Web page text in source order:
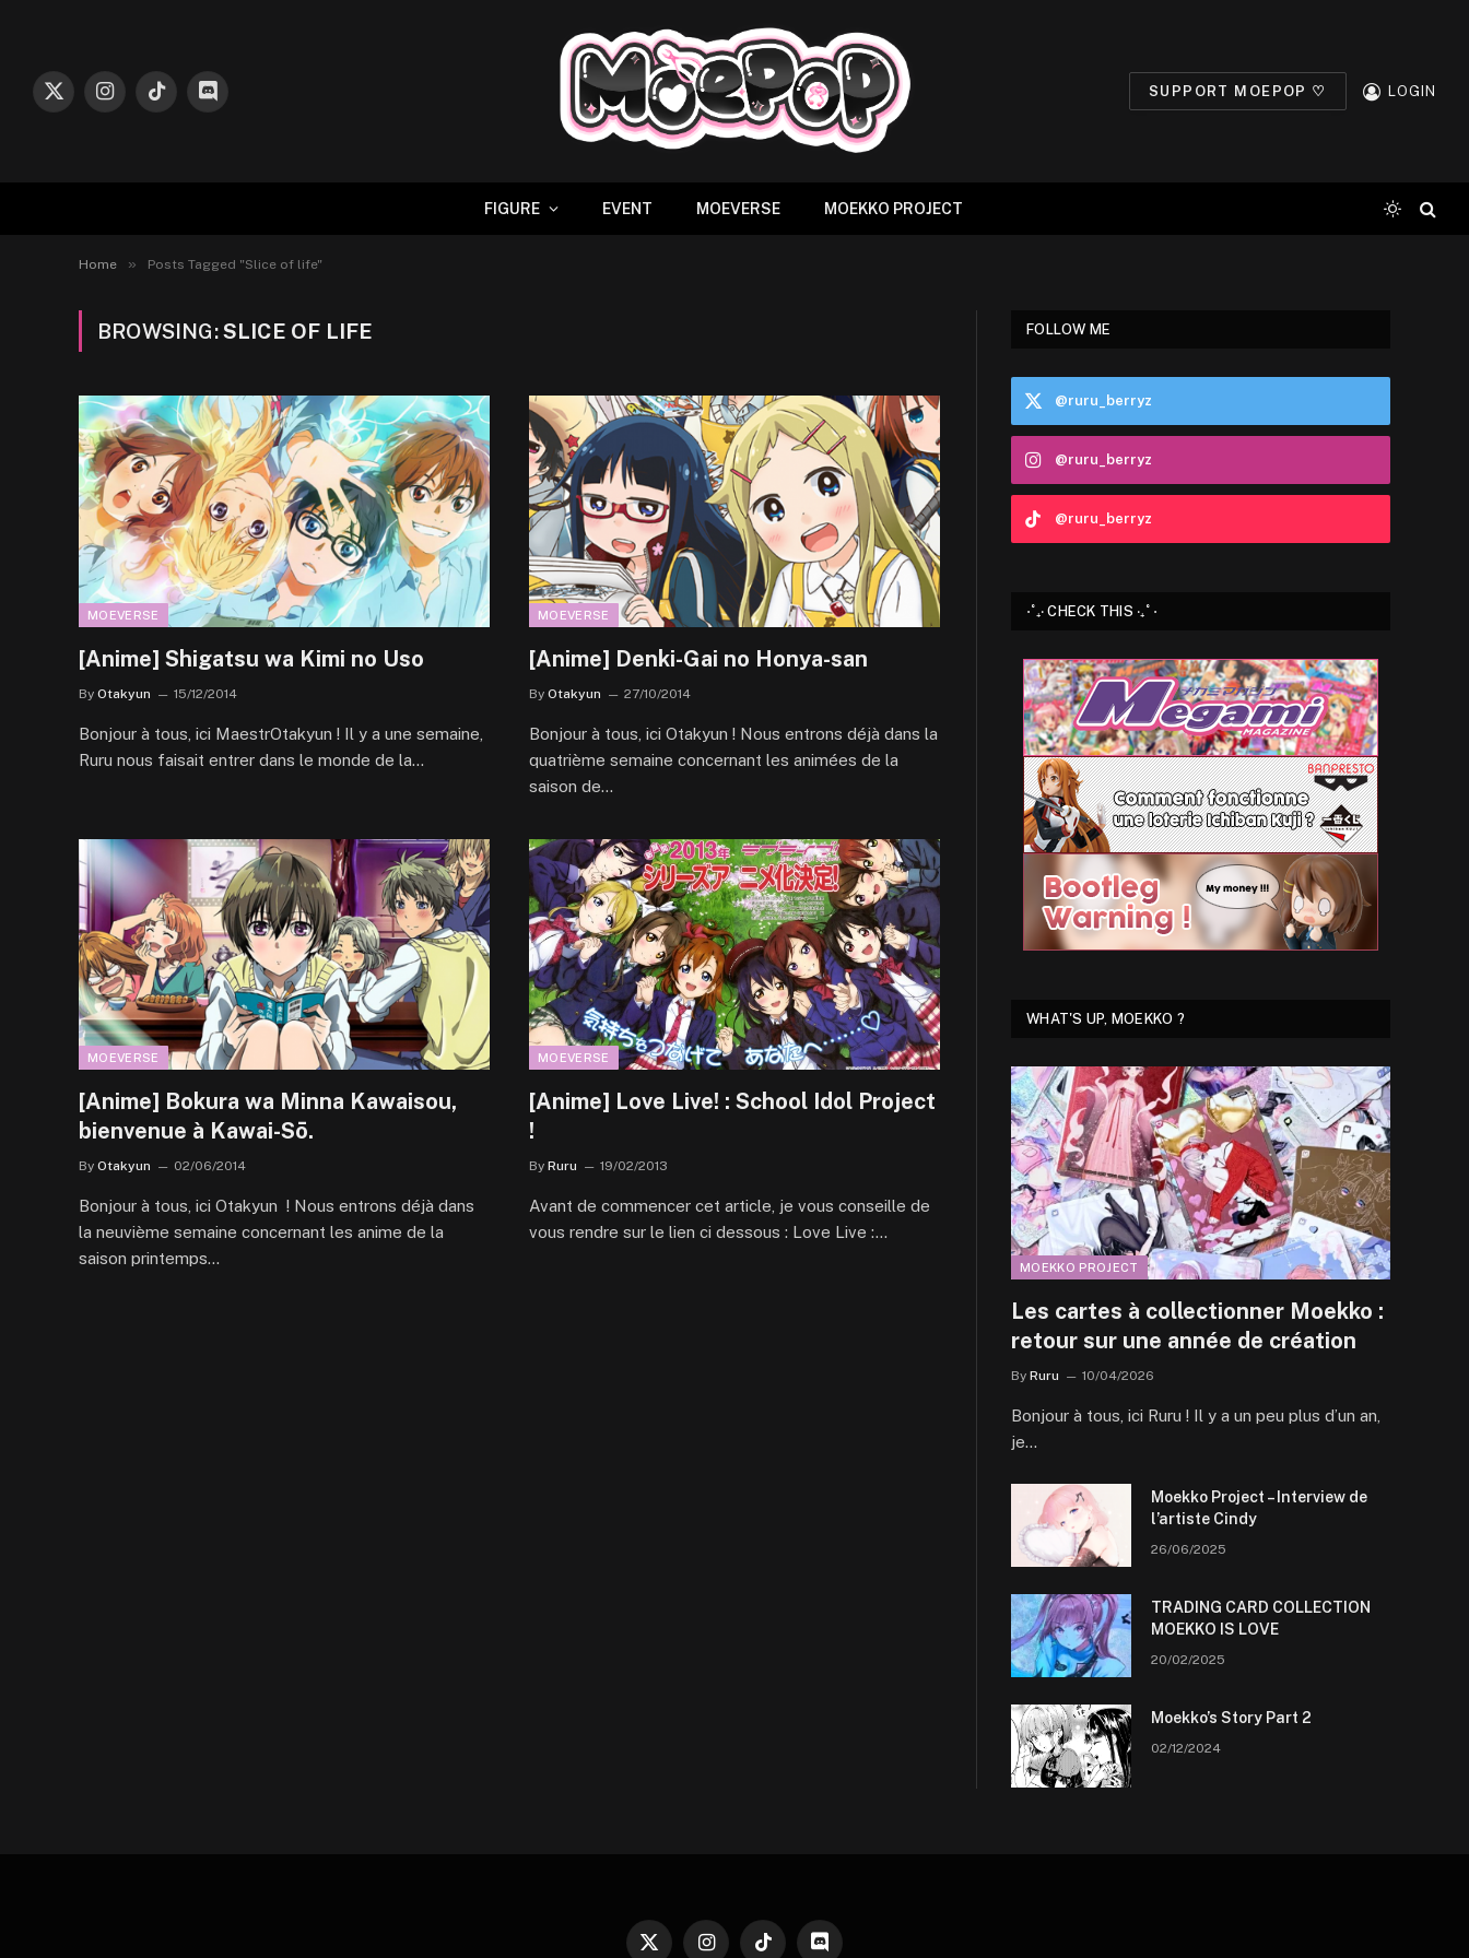
X
InstagramTikTokDiscord
SUPPORT MOEPOP ♡ LOGIN
FIGURE EVENT MOEVERSE MOEKKO PROJECT
Home » Posts Tagged "Slice of life"
BROWSING:SLICE OF LIFE
MOEVERSE
[Anime] Shigatsu wa Kimi no Uso
By Otakyun 15/12/2014
Bonjour à tous, ici MaestrOtakyun ! Il y a une semaine,
Ruru nous faisait entrer dans le monde de la…
MOEVERSE
[Anime] Denki-Gai no Honya-san
By Otakyun 27/10/2014
Bonjour à tous, ici Otakyun ! Nous entrons déjà dans la
quatrième semaine concernant les animées de la
saison de…
MOEVERSE
[Anime] Bokura wa Minna Kawaisou,
bienvenue à Kawai-Sō.
By Otakyun 02/06/2014
Bonjour à tous, ici Otakyun ! Nous entrons déjà dans
la neuvième semaine concernant les anime de la
saison printemps…
MOEVERSE
[Anime] Love Live! : School Idol Project
!
By Ruru 19/02/2013
Avant de commencer cet article, je vous conseille de
vous rendre sur le lien ci dessous : Love Live :…
FOLLOW ME
@ruru_berryz
@ruru_berryz
@ruru_berryz
⋅˚₊‧ CHECK THIS ‧₊˚ ⋅
WHAT'S UP, MOEKKO ?
MOEKKO PROJECT
Les cartes à collectionner Moekko :
retour sur une année de création
By Ruru 10/04/2026
Bonjour à tous, ici Ruru ! Il y a un peu plus d’un an,
je…
Moekko Project – Interview de
l’artiste Cindy
26/06/2025
TRADING CARD COLLECTION
MOEKKO IS LOVE
20/02/2025
Moekko’s Story Part 2
02/12/2024
X InstagramTikTok Discord